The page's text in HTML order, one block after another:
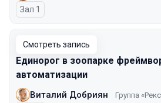
Зал 1
Смотреть запись
Единорог в зоопарке
автоматизации
Виталий Добриян Группа